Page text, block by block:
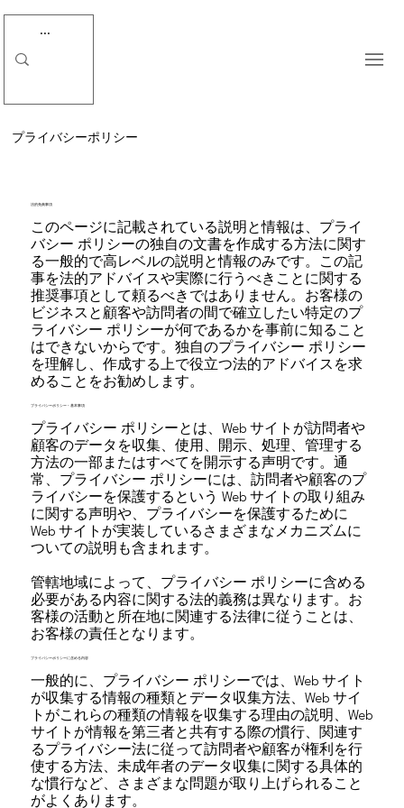
プライバシーポリシー
法的免責事項
このページに記載されている説明と情報は、プライ
バシー ポリシーの独自の文書を作成する方法に関す
る一般的で高レベルの説明と情報のみです。この記
事を法的アドバイスや実際に行うべきことに関する
推奨事項として頼るべきではありません。お客様の
ビジネスと顧客や訪問者の間で確立したい特定のプ
ライバシー ポリシーが何であるかを事前に知ること
はできないからです。独自のプライバシー ポリシー
を理解し、作成する上で役立つ法的アドバイスを求
めることをお勧めします。
プライバシーポリシー - 基本事項
プライバシー ポリシーとは、Web サイトが訪問者や
顧客のデータを収集、使用、開示、処理、管理する
方法の一部またはすべてを開示する声明です。通
常、プライバシー ポリシーには、訪問者や顧客のプ
ライバシーを保護するという Web サイトの取り組み
に関する声明や、プライバシーを保護するために
Web サイトが実装しているさまざまなメカニズムに
ついての説明も含まれます。
管轄地域によって、プライバシー ポリシーに含める
必要がある内容に関する法的義務は異なります。お
客様の活動と所在地に関連する法律に従うことは、
お客様の責任となります。
プライバシーポリシーに含める内容
一般的に、プライバシー ポリシーでは、Web サイト
が収集する情報の種類とデータ収集方法、Web サイ
トがこれらの種類の情報を収集する理由の説明、Web
サイトが情報を第三者と共有する際の慣行、関連す
るプライバシー法に従って訪問者や顧客が権利を行
使する方法、未成年者のデータ収集に関する具体的
な慣行など、さまざまな問題が取り上げられること
がよくあります。